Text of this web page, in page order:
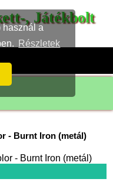
használ a
Részletek
, Játékbolt
- Burnt Iron (metál)